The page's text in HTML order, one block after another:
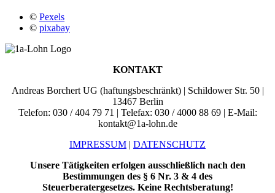
© Pexels
© pixabay
KONTAKT
Andreas Borchert UG (haftungsbeschränkt) | Schildower Str. 50 |
13467 Berlin
Telefon: 030 / 404 79 71 | Telefax: 030 / 4000 88 69 | E-Mail:
kontakt@1a-lohn.de
IMPRESSUM | DATENSCHUTZ
Unsere Tätigkeiten erfolgen ausschließlich nach den
Bestimmungen des § 6 Nr. 3 & 4 des
Steuerberatergesetzes.Keine Rechtsberatung!